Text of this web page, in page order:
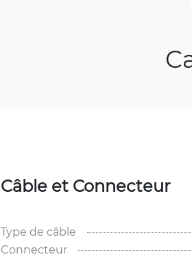
Câble et Connecteur
Type de câble
Connecteur